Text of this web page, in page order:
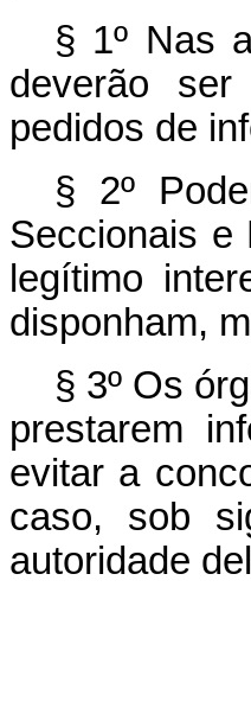
§ 1º Nas
deverão ser
pedidos de
§ 2º
Seccionais e
legítimo
disponham,
§ 3º Os
prestarem
evitar a
caso, sob
autoridade